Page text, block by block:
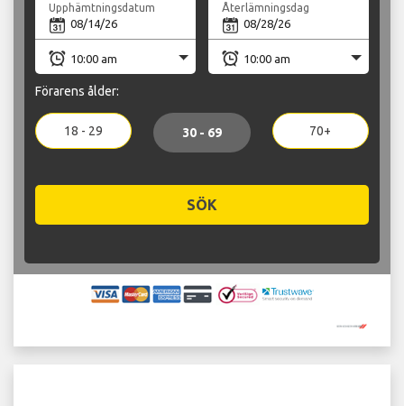
Upphämtningsdatum Återlämningsdag
Förarens ålder:
18 - 29 30 - 69 70+
SÖK